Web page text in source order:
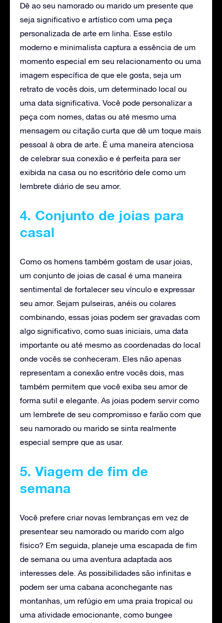
Dê ao seu namorado ou marido um presente que
seja significativo e artístico com uma peça
personalizada de arte em linha. Esse estilo
moderno e minimalista captura a essência de um
momento especial em seu relacionamento ou uma
imagem específica de que ele gosta, seja um
retrato de vocês dois, um determinado local ou
uma data significativa. Você pode personalizar a
peça com nomes, datas ou até mesmo uma
mensagem ou citação curta que dê um toque mais
pessoal à obra de arte. É uma maneira atenciosa
de celebrar sua conexão e é perfeita para ser
exibida na casa ou no escritório dele como um
lembrete diário de seu amor.
4. Conjunto de joias para
casal
Como os homens também gostam de usar joias,
um conjunto de joias de casal é uma maneira
sentimental de fortalecer seu vínculo e expressar
seu amor. Sejam pulseiras, anéis ou colares
combinando, essas joias podem ser gravadas com
algo significativo, como suas iniciais, uma data
importante ou até mesmo as coordenadas do local
onde vocês se conheceram. Eles não apenas
representam a conexão entre vocês dois, mas
também permitem que você exiba seu amor de
forma sutil e elegante. As joias podem servir como
um lembrete de seu compromisso e farão com que
seu namorado ou marido se sinta realmente
especial sempre que as usar.
5. Viagem de fim de
semana
Você prefere criar novas lembranças em vez de
presentear seu namorado ou marido com algo
físico? Em seguida, planeje uma escapada de fim
de semana ou uma aventura adaptada aos
interesses dele. As possibilidades são infinitas e
podem ser uma cabana aconchegante nas
montanhas, um refúgio em uma praia tropical ou
uma atividade emocionante, como bungee